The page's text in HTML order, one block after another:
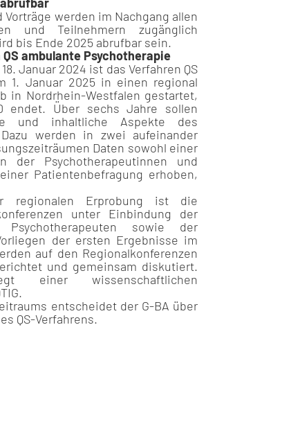
werden im Nachgang allen
und Teilnehmern zugänglich
bis Ende 2025 abrufbar sein.
ambulante Psychotherapie
Januar 2024 ist das Verfahren QS
1. Januar 2025 in einen regional
in Nordrhein-Westfalen gestartet,
endet. Über sechs Jahre sollen
und inhaltliche Aspekte des
werden in zwei aufeinander
Daten sowohl einer
der Psychotherapeutinnen und
Patientenbefragung erhoben,
regionalen Erprobung ist die
unter Einbindung der
Psychotherapeuten sowie der
der ersten Ergebnisse im
auf den Regionalkonferenzen
und gemeinsam diskutiert.
einer wissenschaftlichen
entscheidet der G-BA über
QS-Verfahrens.